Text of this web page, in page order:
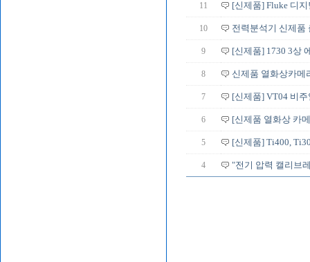
11 [신제품] Fluke 디
10 전력분석기 신제품
9 [신제품] 1730 3상
8 신제품 열화상카메
7 [신제품] VT04 비
6 [신제품 열화상 카
5 [신제품] Ti400,
4 "전기 압력 캘리브